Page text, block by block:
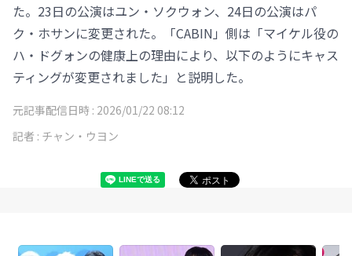
た。23日の公演はユン・ソクウォン、24日の公演はパ
ク・ホサンに変更された。「CABIN」側は「マイケル役の
ハ・ドグォンの健康上の理由により、以下のようにキャス
ティングが変更されました」と説明した。
元記事配信日時 : 2026/01/22 08:12
記者 : チャン・ウヨン